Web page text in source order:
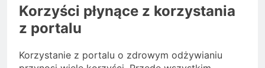
Korzyści płynące z korzystania
z portalu
Korzystanie z portalu o zdrowym odżywianiu